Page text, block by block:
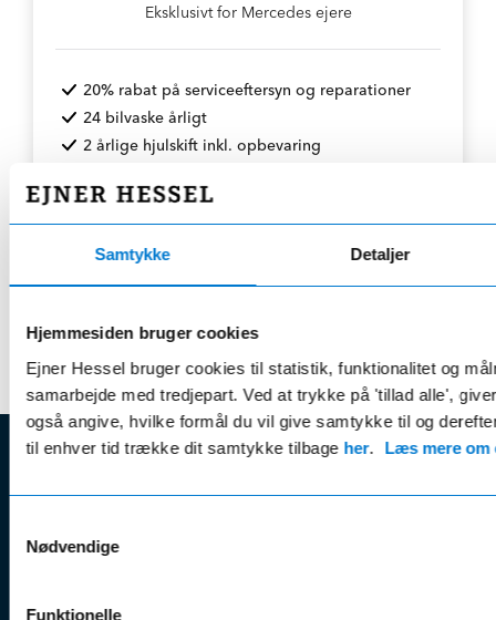
Samtykke Detaljer
Hjemmesiden bruger cookies
Ejner Hessel bruger cookies til statistik, funktionalitet og
samarbejde med tredjepart. Ved at trykke på 'tillad alle',
også angive, hvilke formål du vil give samtykke til og
til enhver tid trække dit samtykke tilbage her. Læs mere om
Nødvendige
Funktionelle
Eksklusivt for Mercedes ejere
20% rabat på serviceeftersyn og reparationer
24 bilvaske årligt
2 årlige hjulskift inkl. opbevaring
Jyllandsvej 4, 7330 Brande
Tlf. nr.:7211 5001